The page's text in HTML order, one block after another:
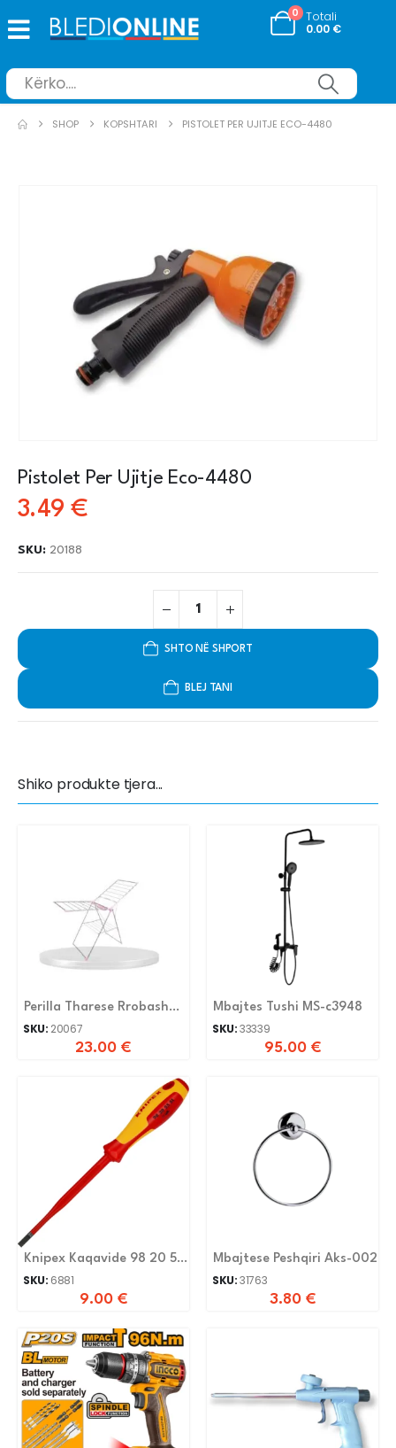
0 Totali
0.00 €
SHOP KOPSHTARI PISTOLET PER UJITJE ECO-4480
Pistolet Per Ujitje Eco-4480
3.49€
SKU: 20188
SHTO NË SHPORT
BLEJ TANI
Shiko produkte tjera...
Perilla Tharese Rrobash
Almine
SKU: 20067
23.00 €
Mbajtes Tushi MS-c3948
SKU:33339
95.00 €
Knipex Kaqavide 98 20 55
-
SKU: 6881
9.00 €
Mbajtese Peshqiri Aks-002
SKU:31763
3.80 €